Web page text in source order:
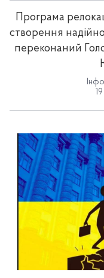
Програма
створення
переконаний